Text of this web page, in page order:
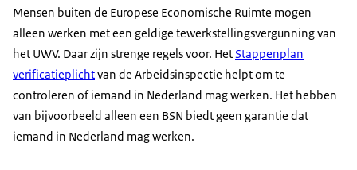
Mensen buiten de Europese Economische Ruimte mogen
alleen werken met een geldige tewerkstellingsvergunning van
het UWV. Daar zijn strenge regels voor. HetStappenplan
verificatieplichtvan de Arbeidsinspectie helpt om te
controleren of iemand in Nederland mag werken. Het hebben
van bijvoorbeeld alleen een BSN biedt geen garantie dat
iemand in Nederland mag werken.